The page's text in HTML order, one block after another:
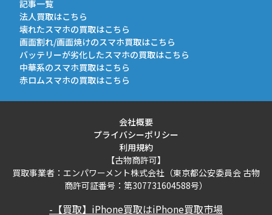
記事一覧
法人買取はこちら
壊れたスマホの買取はこちら
画面割れ/画面焼けのスマホ買取はこちら
バッテリーが劣化したスマホの買取はこちら
中華系のスマホ買取はこちら
赤ロムスマホの買取はこちら
会社概要
プライバシーポリシー
利用規約
【古物商許可】
買取事業者：エンパワーメント株式会社（東京都公安委員会 古物
商許可証番号：第307731604588号）
-【買取】iPhone買取はiPhone買取市場